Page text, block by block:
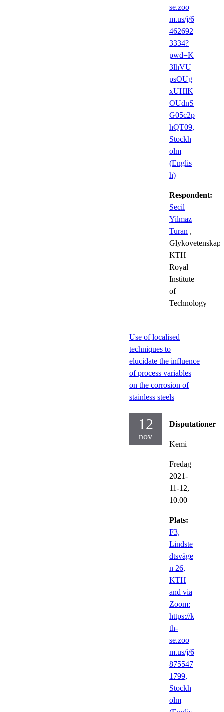
se.zoo
m.us/j/6
462692
3334?
pwd=K
3lhVU
psOUg
xUHlK
OUdnS
G05c2p
hQT09,
Stockh
olm
(Englis
h)
Respondent:
Secil
Yilmaz
Turan ,
Glykovetenskap,
KTH
Royal
Institute
of
Technology
Use of localised
techniques to
elucidate the influence
of process variables
on the corrosion of
stainless steels
12
nov
Disputationer
Kemi
Fredag
2021-
11-12,
10.00
Plats:
F3,
Lindste
dtsväge
n 26,
KTH
and via
Zoom:
https://k
th-
se.zoo
m.us/j/6
875547
1799,
Stockh
olm